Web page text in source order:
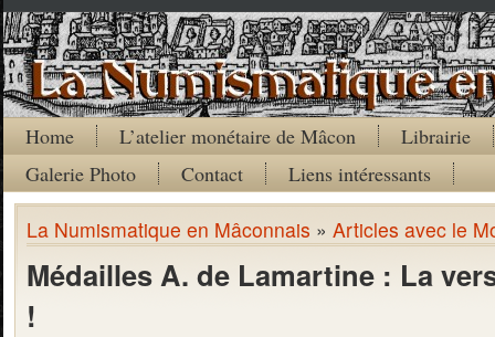
Home L’atelier monétaire de Mâcon
Librairie
Galerie Photo
Contact Liens intéressants
La Numismatique en Mâconnais » Articles avec le
Médailles A. de Lamartine : La
!